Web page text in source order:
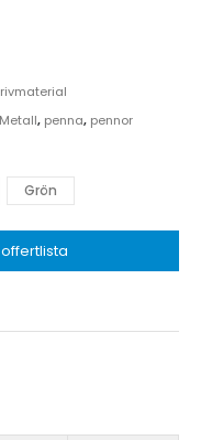
Metall, penna, pennor
Grön